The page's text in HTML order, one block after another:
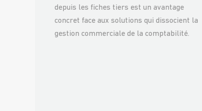
depuis les fiches tiers est un avantage
concret face aux solutions qui dissocient la
gestion commerciale de la comptabilité.